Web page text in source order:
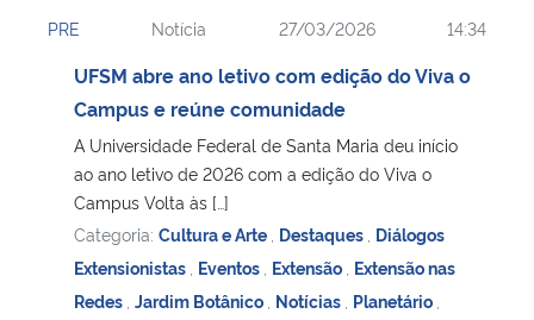
PRE Notícia 27/03/2026 14:34
UFSM abre ano letivo com edição do Viva o
Campus e reúne comunidade
A Universidade Federal de Santa Maria deu início
ao ano letivo de 2026 com a edição do Viva o
Campus Volta às […]
Categoria: Cultura e Arte Destaques Diálogos
Extensionistas Eventos Extensão Extensão nas
Redes
Jardim Botânico Notícias Planetário